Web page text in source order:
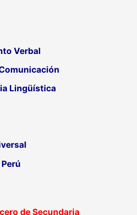
Verbal
Lingüística
de Secundaria